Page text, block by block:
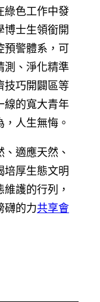
綠色工作中發
博士生領銜開
預警體系，可
測、淨化精準
技巧開闢區等
線的寬大青年
人生無悔。
適應天然、
培厚生態文明
護的行列，
礴的力共享會